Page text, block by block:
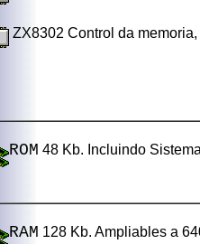
ZX8302 Control da
ROM 48 Kb. Incluindo
RAM 128 Kb. Ampliables a